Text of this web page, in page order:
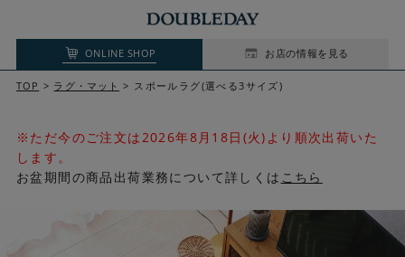
ONLINE SHOP お店の情報を見る
TOP ラグ・マット スポールラグ(選べる3サイズ)
※ただ今のご注文は2026年8月18日(火)より順次出荷いた
します。
お盆期間の商品出荷業務について詳しくは こちら